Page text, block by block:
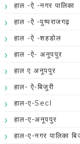
हाल -ऐ -नगर पालिका
हाल -ऐ -पुष्पराजगढ़
हाल -ऐ -शहडोल
हाल -ऐ- अनूपपुर
हाल ए अनूपपुर
हाल- ऐ-बिजुरी
हाल-ए-Secl
हाल-ए-अनूपपुर
हाल-ए-नगर पालिका